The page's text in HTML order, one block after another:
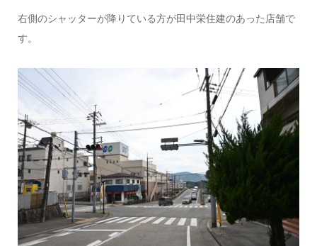
右側のシャッターが降りている方が田中栄住建のあった店舗で
す。